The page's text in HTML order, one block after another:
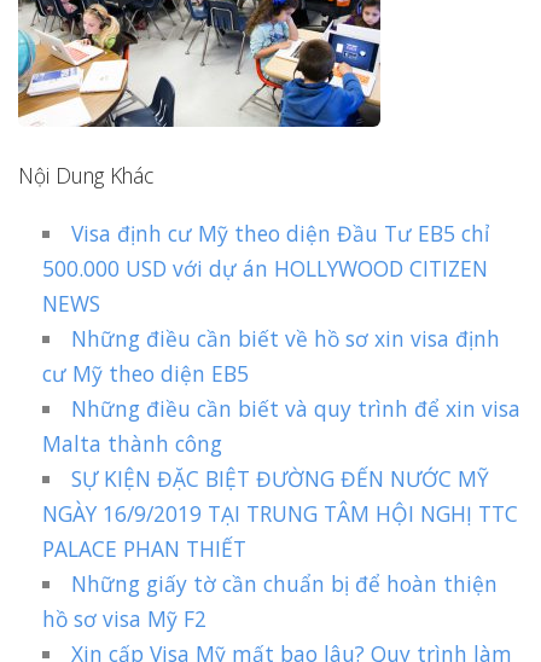
Nội Dung Khác
Visa định cư Mỹ theo diện Đầu Tư EB5 chỉ
500.000 USD với dự án HOLLYWOOD CITIZEN
NEWS
Những điều cần biết về hồ sơ xin visa định
cư Mỹ theo diện EB5
Những điều cần biết và quy trình để xin visa
Malta thành công
SỰ KIỆN ĐẶC BIỆT ĐƯỜNG ĐẾN NƯỚC MỸ
NGÀY 16/9/2019 TẠI TRUNG TÂM HỘI NGHỊ TTC
PALACE PHAN THIẾT
Những giấy tờ cần chuẩn bị để hoàn thiện
hồ sơ visa Mỹ F2
Xin cấp Visa Mỹ mất bao lâu? Quy trình làm